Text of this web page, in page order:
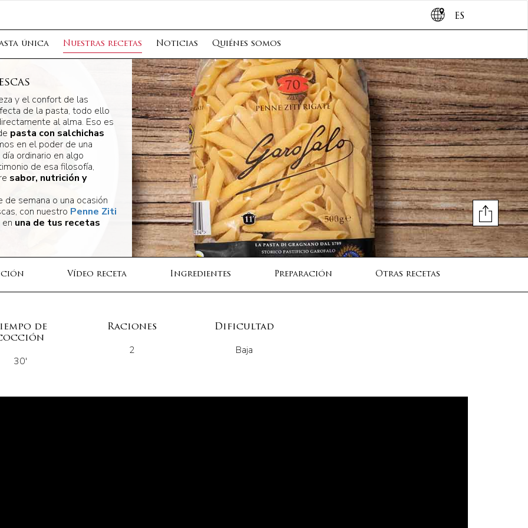
única Nuestras recetas Noticias Quiénes somos
ES
y el confort de las
de la pasta, todo ello
al alma. Eso es
pasta con salchichas
en el poder de una
ordinario en algo
de esa filosofía,
sabor, nutrición y
de semana o una ocasión
con nuestro Penne Ziti
una de tus recetas
Vídeo receta Ingredientes Preparación Otras recetas
de
30'
Raciones
2
Dificultad
Baja